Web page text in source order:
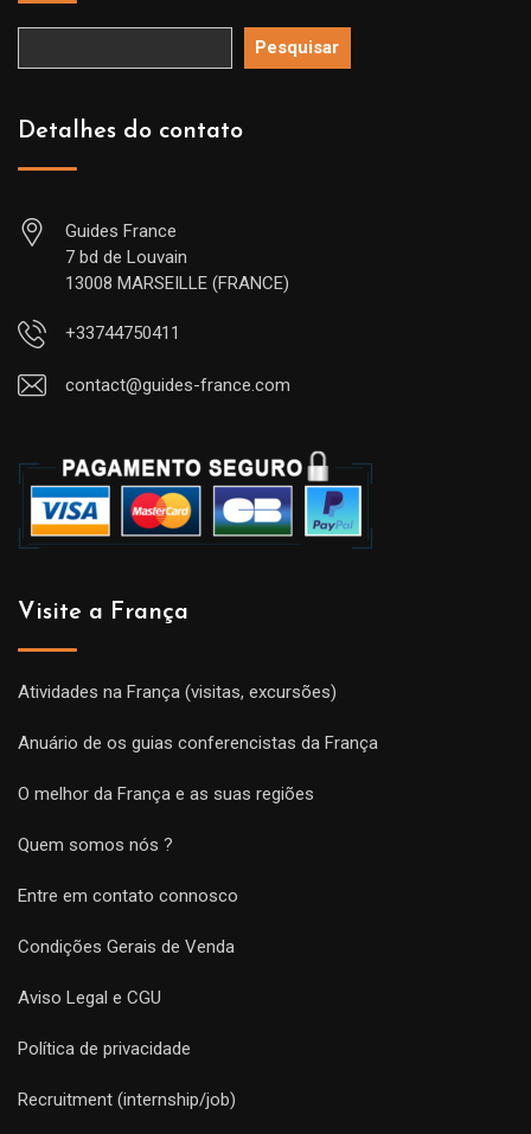
Pesquisar
Detalhes do contato
Guides France
7 bd de Louvain
13008 MARSEILLE (FRANCE)
+33744750411
contact@guides-france.com
Visite a França
Atividades na França (visitas, excursões)
Anuário de os guias conferencistas da França
O melhor da França e as suas regiões
Quem somos nós ?
Entre em contato connosco
Condições Gerais de Venda
Aviso Legal e CGU
Política de privacidade
Recruitment (internship/job)